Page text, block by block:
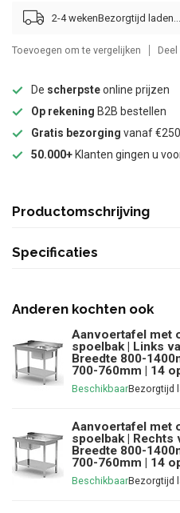
2-4 weken
Toevoegen om te vergelijken
De scherpsteonline prijzen
Op rekening B2B bestellen
Gratis bezorging vanaf
50.000+ Klanten gingen u
Productomschrijving
Specificaties
Anderen kochten ook
Aanvoertafel met
spoelbak | Links
Breedte 800-
700-760mm | 14
Beschikbaar
Aanvoertafel met
spoelbak | Rechts
Breedte 800-
700-760mm | 14
Beschikbaar